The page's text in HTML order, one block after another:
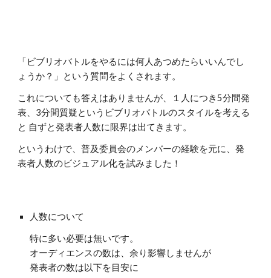
「ビブリオバトルをやるには何人あつめたらいいんでし
ょうか？」という質問をよくされます。
これについても答えはありませんが、１人につき5分間発
表、3分間質疑というビブリオバトルのスタイルを考える
と 自ずと発表者人数に限界は出てきます。
というわけで、普及委員会のメンバーの経験を元に、発
表者人数のビジュアル化を試みました！
人数について
特に多い必要は無いです。
オーディエンスの数は、余り影響しませんが
発表者の数は以下を目安に